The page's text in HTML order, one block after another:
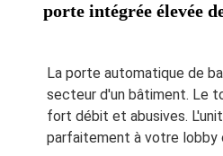
porte intégrée élevée
La porte automatique de
secteur d'un bâtiment. Le
fort débit et abusives.
parfaitement à votre lobby